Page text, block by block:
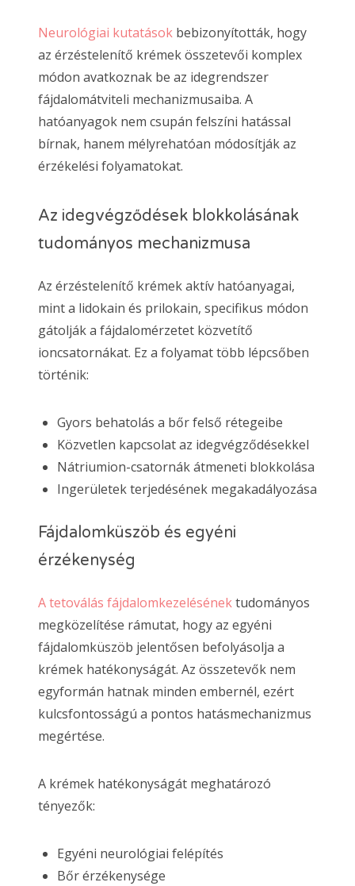
Neurológiai kutatások bebizonyították, hogy
az érzéstelenítő krémek összetevői komplex
módon avatkoznak be az idegrendszer
fájdalomátviteli mechanizmusaiba. A
hatóanyagok nem csupán felszíni hatással
bírnak, hanem mélyrehatóan módosítják az
érzékelési folyamatokat.
Az idegvégződések blokkolásának
tudományos mechanizmusa
Az érzéstelenítő krémek aktív hatóanyagai,
mint a lidokain és prilokain, specifikus módon
gátolják a fájdalomérzetet közvetítő
ioncsatornákat. Ez a folyamat több lépcsőben
történik:
Gyors behatolás a bőr felső rétegeibe
Közvetlen kapcsolat az idegvégződésekkel
Nátriumion-csatornák átmeneti blokkolása
Ingerületek terjedésének megakadályozása
Fájdalomküszöb és egyéni
érzékenység
A tetoválás fájdalomkezelésénektudományos
megközelítése rámutat, hogy az egyéni
fájdalomküszöb jelentősen befolyásolja a
krémek hatékonyságát. Az összetevők nem
egyformán hatnak minden embernél, ezért
kulcsfontosságú a pontos hatásmechanizmus
megértése.
A krémek hatékonyságát meghatározó
tényezők:
Egyéni neurológiai felépítés
Bőr érzékenysége